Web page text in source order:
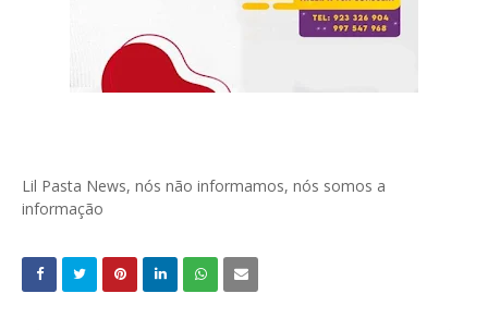
Lil Pasta News, nós não informamos, nós somos a
informação